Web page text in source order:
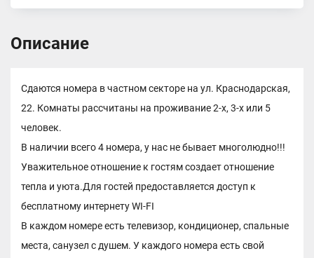
Описание
Сдаются номера в частном секторе на ул. Краснодарская,
22. Комнаты рассчитаны на проживание 2-х, 3-х или 5
человек.
В наличии всего 4 номера, у нас не бывает многолюдно!!!
Уважительное отношение к гостям создает отношение
тепла и уюта.Для гостей предоставляется доступ к
бесплатному интернету WI-FI
В каждом номере есть телевизор, кондиционер, спальные
места, санузел с душем. У каждого номера есть свой